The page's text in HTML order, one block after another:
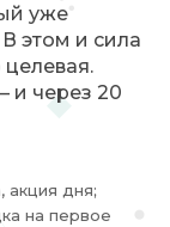
уже
этом и сила
и через 20
дня;
на первое